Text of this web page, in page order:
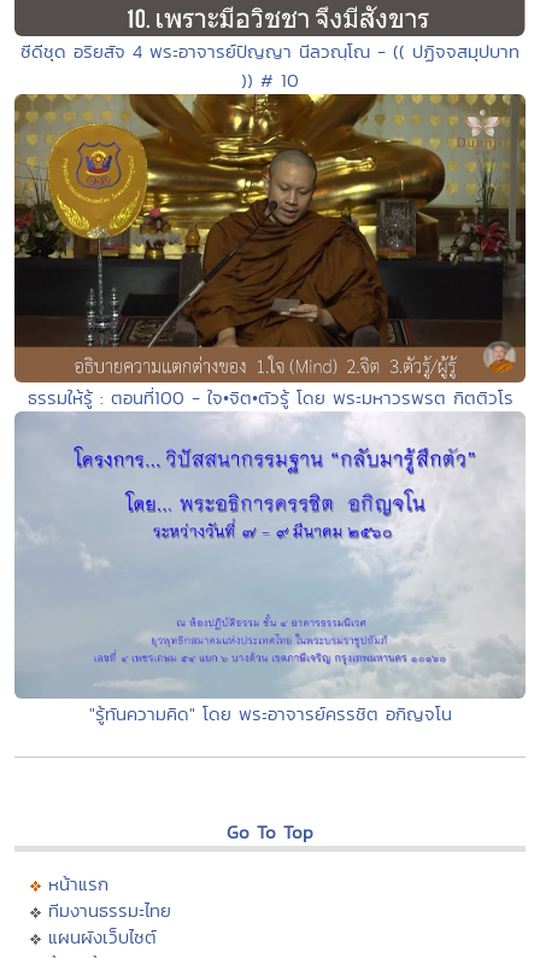
ซีดีชุด อริยสัจ 4 พระอาจารย์ปัญญา นีลวณฺโณ - (( ปฏิจจสมุปบาท
)) # 10
ธรรมให้รู้ : ตอนที่100 - ใจ•จิต•ตัวรู้ โดย พระมหาวรพรต กิตติวโร
"รู้ทันความคิด" โดย พระอาจารย์ครรชิต อกิญจโน
Go To Top
หน้าแรก
ทีมงานธรรมะไทย
แผนผังเว็บไซต์